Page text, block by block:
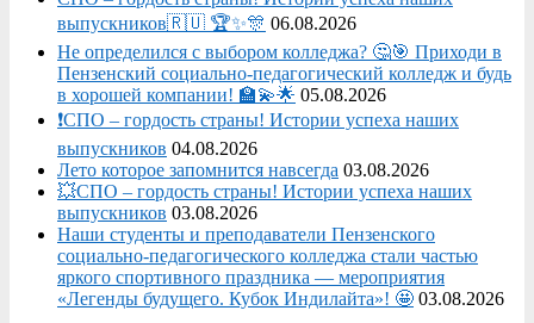
выпускников🇷🇺 🏆✨🎊 06.08.2026
Не определился с выбором колледжа? 🤔🎯 Приходи в
Пензенский социально-педагогический колледж и будь
в хорошей компании! 🏫💫🌟 05.08.2026
❗СПО – гордость страны! Истории успеха наших
выпускников 04.08.2026
Лето которое запомнится навсегда 03.08.2026
💥СПО – гордость страны! Истории успеха наших
выпускников 03.08.2026
Наши студенты и преподаватели Пензенского
социально‑педагогического колледжа стали частью
яркого спортивного праздника — мероприятия
«Легенды будущего. Кубок Индилайта»! 🤩 03.08.2026